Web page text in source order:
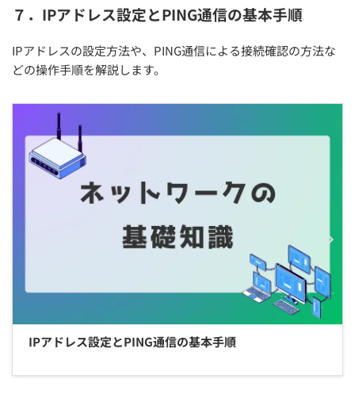
７．IPアドレス設定とPING通信の基本手順
IPアドレスの設定方法や、PING通信による接続確認の方法な
どの操作手順を解説します。
IPアドレス設定とPING通信の基本手順